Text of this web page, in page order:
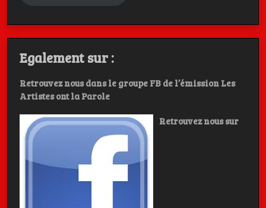
Egalement sur :
Retrouvez nous dans le groupe FB de l’émission Les
Artistes ont la Parole
Retrouvez nous sur